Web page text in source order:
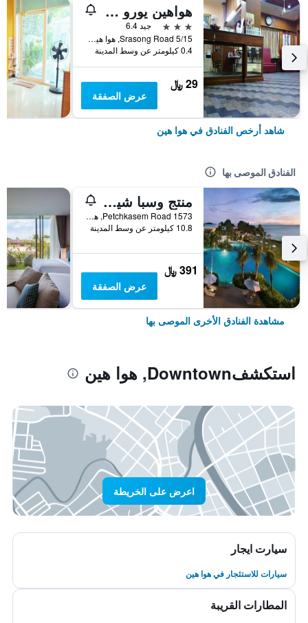
هواهين يورو سيتي هوتل
3 نجوم
جيد 6.4
5/15 Srasong Road, هوا هين, تايلاند
0.4 كيلومتر عن وسط المدينة
29 ﷼
عرض الصفقة
شاهد أرخص الفنادق في هوا هين
الفنادق الموصى بها
منتج وسبا شيراتون هوا هين
1573 Petchkasem Road, هوا هين, تايلاند
10.8 كيلومتر عن وسط المدينة
391 ﷼
عرض الصفقة
مشاهدة الفنادق الأخرى الموصى بها
استكشفDowntown, هوا هين
اعرض على الخريطة
سيارت ايجار
سيارات للاستئجار في هوا هين
المطارات القريبة